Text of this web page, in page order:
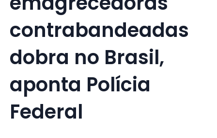
contrabandeadas
dobra no Brasil,
aponta Polícia
Federal